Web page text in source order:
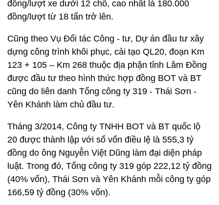
đồng/lượt xe dưới 12 chỗ, cao nhất là 180.000
đồng/lượt từ 18 tấn trở lên.
Cũng theo Vụ Đối tác Công - tư, Dự án đầu tư xây
dựng công trình khôi phục, cải tạo QL20, đoạn Km
123 + 105 – Km 268 thuộc địa phận tỉnh Lâm Đồng
được đầu tư theo hình thức hợp đồng BOT và BT
cũng do liên danh Tổng công ty 319 - Thái Sơn -
Yên Khánh làm chủ đầu tư.
Tháng 3/2014, Công ty TNHH BOT và BT quốc lộ
20 được thành lập với số vốn điều lệ là 555,3 tỷ
đồng do ông Nguyễn Việt Dũng làm đại diện pháp
luật. Trong đó, Tổng công ty 319 góp 222,12 tỷ đồng
(40% vốn), Thái Sơn và Yên Khánh mỗi công ty góp
166,59 tỷ đồng (30% vốn).